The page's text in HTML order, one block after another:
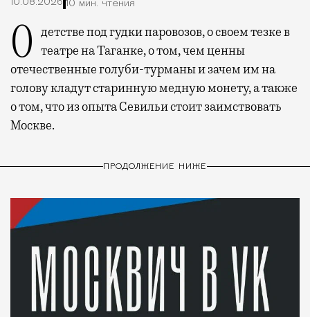
10.08.2026 10 мин. чтения
О детстве под гудки паровозов, о своем тезке в театре на Таганке, о том, чем ценны
отечественные голуби-турманы и зачем им на
голову кладут старинную медную монету, а также
о том, что из опыта Севильи стоит заимствовать
Москве.
ПРОДОЛЖЕНИЕ НИЖЕ